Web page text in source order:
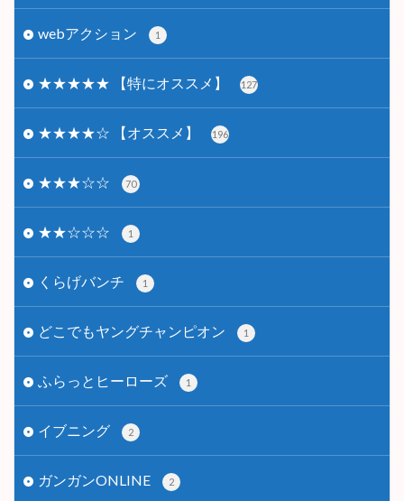
webアクション 1
★★★★★ 【特にオススメ】 127
★★★★☆ 【オススメ】 196
★★★☆☆ 70
★★☆☆☆ 1
くらげバンチ 1
どこでもヤングチャンピオン 1
ふらっとヒーローズ 1
イブニング 2
ガンガンONLINE 2